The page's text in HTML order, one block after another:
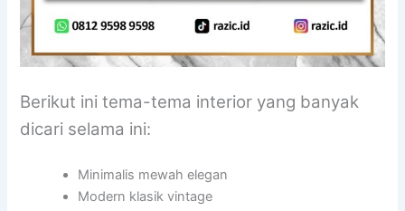
Berikut ini tema-tema interior yang banyak
dicari selama ini:
Minimalis mewah elegan
Modern klasik vintage